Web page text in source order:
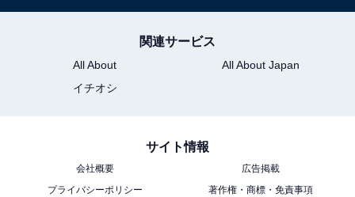
関連サービス
All About
All About Japan
イチオシ
サイト情報
会社概要
広告掲載
プライバシーポリシー
著作権・商標・免責事項